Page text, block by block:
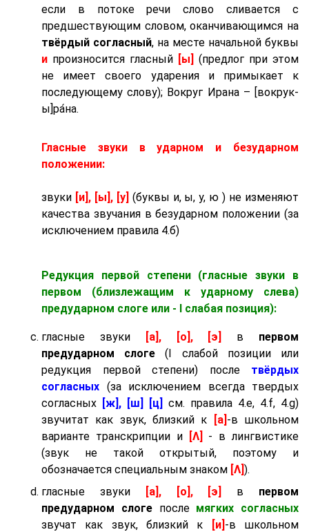
если в потоке речи слово сливается с
предшествующим словом, оканчивающимся на
твёрдый согласный, на месте начальной буквы
и произносится гласный [ы] (предлог при этом
не имеет своего ударения и примыкает к
последующему слову); Вокруг Ирана – [вокрук-
ы]ра́на.
Гласные звуки в ударном и безударном
положении:
звуки [и], [ы], [у] (буквы и, ы, у, ю ) не изменяют
качества звучания в безударном положении (за
исключением правила 4.б)
Редукция первой степени (гласные звуки в
первом (близлежащим к ударному слева)
предударном слоге или - I слабая позиция):
гласные звуки [а], [о], [э] в первом
предударном слоге (I слабой позиции или
редукция первой степени) послетвёрдых
согласных (за исключением всегда твердых
согласных [ж], [ш] [ц] см. правила 4.e, 4.f, 4.g)
звучитат как звук, близкий к
[а] -в школьном
варианте транскрипции и
[Λ]
- в лингвистике
(звук не такой открытый, поэтому и
обозначается специальным знаком [Λ]).
гласные звуки
[а], [о], [э] в первом
предударном слогепослемягких согласных
звучат как звук, близкий к
[и] -в школьном